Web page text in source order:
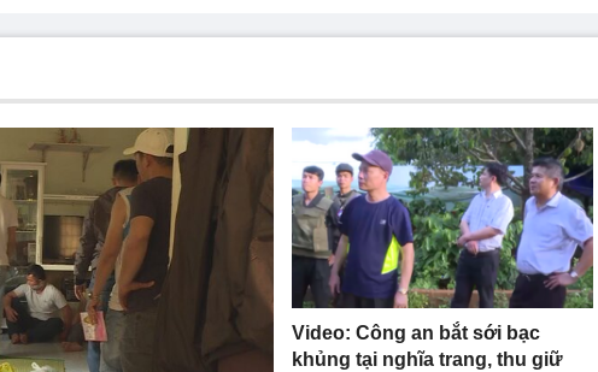
Video: Công an bắt sới bạc
khủng tại nghĩa trang, thu giữ